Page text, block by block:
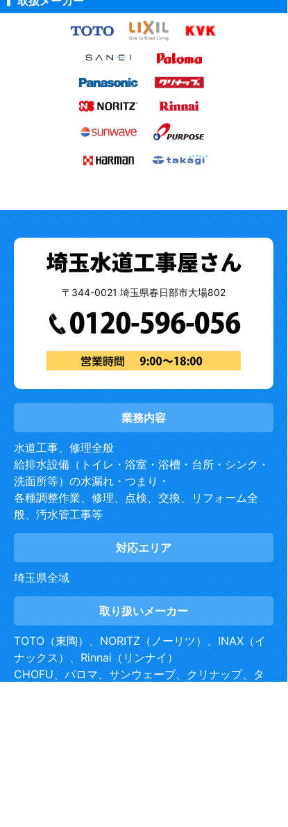
〒344-0021 埼玉県春日部市大場802
業務内容
水道工事、修理全般
給排水設備（トイレ・浴室・浴槽・台所・シンク・
洗面所等）の水漏れ・つまり・
各種調整作業、修理、点検、交換、リフォーム全
般、汚水管工事等
対応エリア
埼玉県全域
取り扱いメーカー
TOTO（東陶）、NORITZ（ノーリツ）、INAX（イ
ナックス）、Rinnai（リンナイ）
CHOFU、パロマ、サンウェーブ、クリナップ、タ